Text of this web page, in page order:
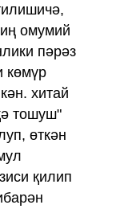
омумий
пәрәз
көмүр
хитай
тошуш"
өткән
қилип